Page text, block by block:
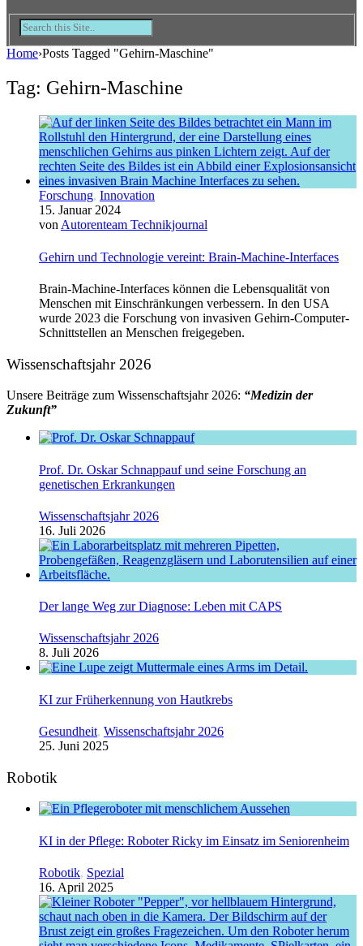
Home›Posts Tagged "Gehirn-Maschine"
Tag: Gehirn-Maschine
Forschung, Innovation
15. Januar 2024
von Autorenteam Technikjournal
Gehirn und Technologie vereint: Brain-Machine-Interfaces
Brain-Machine-Interfaces können die Lebensqualität von
Menschen mit Einschränkungen verbessern. In den USA
wurde 2023 die Forschung von invasiven Gehirn-Computer-
Schnittstellen an Menschen freigegeben.
Wissenschaftsjahr 2026
Unsere Beiträge zum Wissenschaftsjahr 2026: “Medizin der
Zukunft”
Prof. Dr. Oskar Schnappauf und seine Forschung an
genetischen Erkrankungen
Wissenschaftsjahr 2026
16. Juli 2026
Der lange Weg zur Diagnose: Leben mit CAPS
Wissenschaftsjahr 2026
8. Juli 2026
KI zur Früherkennung von Hautkrebs
Gesundheit, Wissenschaftsjahr 2026
25. Juni 2025
Robotik
KI in der Pflege: Roboter Ricky im Einsatz im Seniorenheim
Robotik, Spezial
16. April 2025